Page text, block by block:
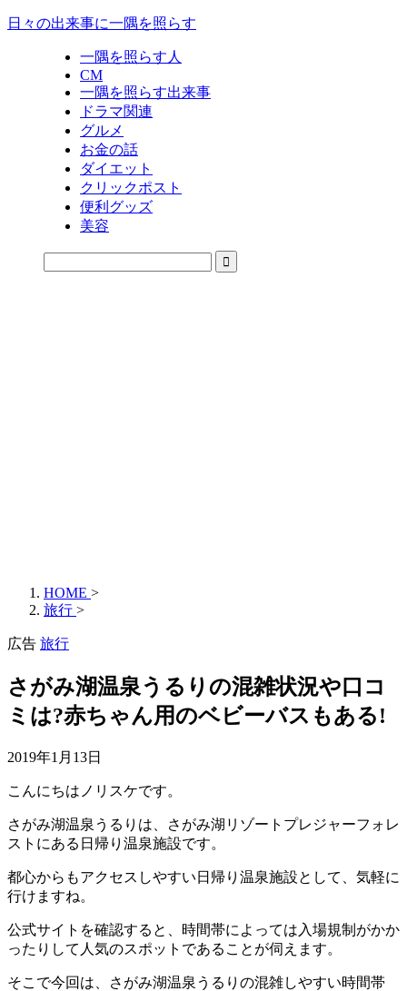
日々の出来事に一隅を照らす
一隅を照らす人
CM
一隅を照らす出来事
ドラマ関連
グルメ
お金の話
ダイエット
クリックポスト
便利グッズ
美容
HOME >
旅行 >
広告 旅行
さがみ湖温泉うるりの混雑状況や口コ
ミは?赤ちゃん用のベビーバスもある!
2019年1月13日
こんにちはノリスケです。
さがみ湖温泉うるりは、さがみ湖リゾートプレジャーフォレ
ストにある日帰り温泉施設です。
都心からもアクセスしやすい日帰り温泉施設として、気軽に
行けますね。
公式サイトを確認すると、時間帯によっては入場規制がかか
ったりして人気のスポットであることが伺えます。
そこで今回は、さがみ湖温泉うるりの混雑しやすい時間帯